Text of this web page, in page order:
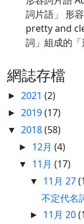
詞片語」 形
pretty and
詞」組成的
網誌存檔
► 2021 (2)
► 2019(17)
▼ 2018(58)
► 12月(4)
▼ 11月(17)
▼ 11月 27
不定代名
► 11月 20